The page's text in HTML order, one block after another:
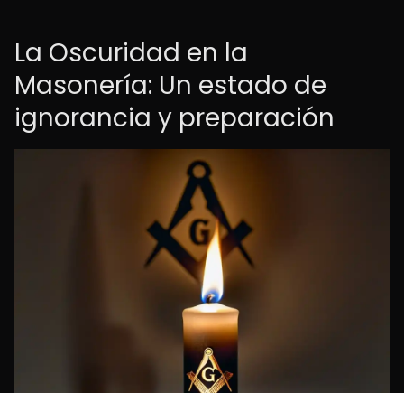
La Oscuridad en la
Masonería: Un estado de
ignorancia y preparación